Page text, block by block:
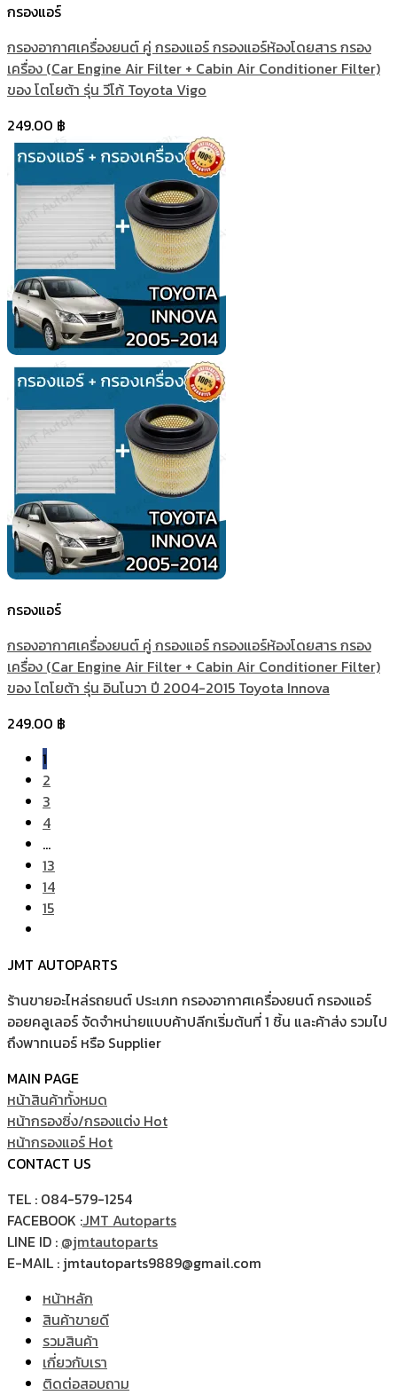
กรองแอร์
กรองอากาศเครื่องยนต์ คู่ กรองแอร์ กรองแอร์ห้องโดยสาร กรอง
เครื่อง (Car Engine Air Filter + Cabin Air Conditioner Filter)
ของ โตโยต้า รุ่น วีโก้ Toyota Vigo
249.00 ฿
กรองแอร์
กรองอากาศเครื่องยนต์ คู่ กรองแอร์ กรองแอร์ห้องโดยสาร กรอง
เครื่อง (Car Engine Air Filter + Cabin Air Conditioner Filter)
ของ โตโยต้า รุ่น อินโนวา ปี 2004-2015 Toyota Innova
249.00 ฿
1
2
3
4
…
13
14
15
JMT AUTOPARTS
ร้านขายอะไหล่รถยนต์ ประเภท กรองอากาศเครื่องยนต์ กรองแอร์
ออยคลูเลอร์ จัดจำหน่ายแบบค้าปลีกเริ่มต้นที่ 1 ชิ้น และค้าส่ง รวมไป
ถึงพาทเนอร์ หรือ Supplier
MAIN PAGE
หน้าสินค้าทั้งหมด
หน้ากรองซิ่ง/กรองแต่ง
หน้ากรองแอร์
CONTACT US
TEL : 084-579-1254
FACEBOOK :JMT Autoparts
LINE ID : @jmtautoparts
E-MAIL : jmtautoparts9889@gmail.com
หน้าหลัก
สินค้าขายดี
รวมสินค้า
เกี่ยวกับเรา
ติดต่อสอบถาม